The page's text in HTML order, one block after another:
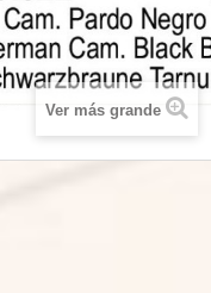
Ver más grande